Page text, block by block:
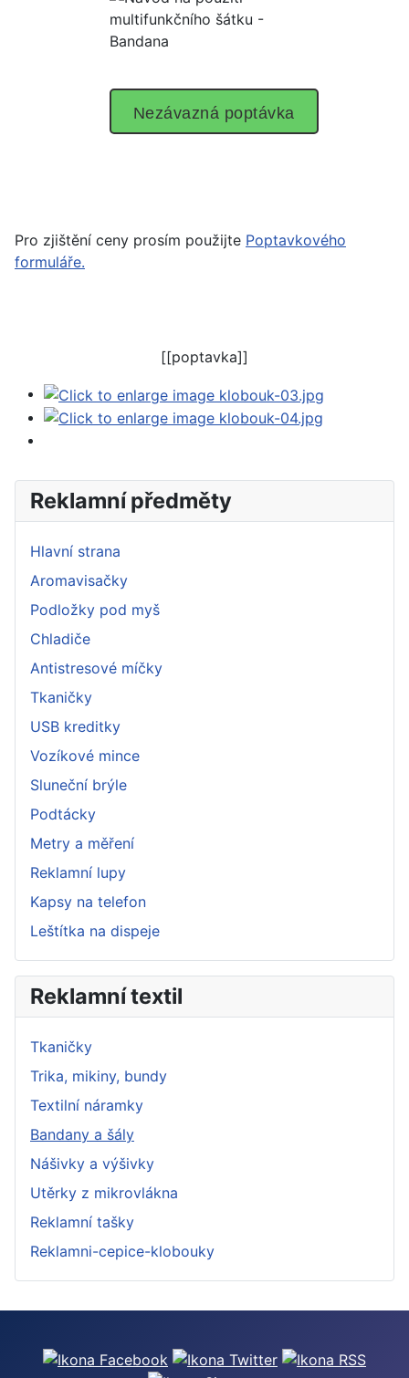
Reklamní předměty
Hlavní strana
Aromavisačky
Podložky pod myš
Chladiče
Antistresové míčky
Tkaničky
USB kreditky
Vozíkové mince
Sluneční brýle
Podtácky
Metry a měření
Reklamní lupy
Kapsy na telefon
Leštítka na dispeje
Reklamní textil
Tkaničky
Trika, mikiny, bundy
Textilní náramky
Bandany a šály
Nášivky a výšivky
Utěrky z mikrovlákna
Reklamní tašky
Reklamni-cepice-klobouky
Nezávazná poptávka
Pro zjištění ceny prosím použijte Poptavkového
formuláře.
[[poptavka]]